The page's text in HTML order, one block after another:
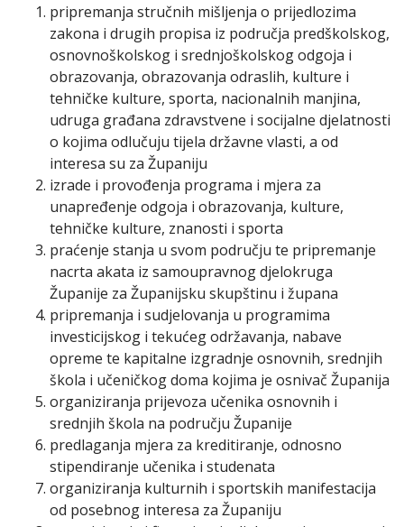
pripremanja stručnih mišljenja o prijedlozima
zakona i drugih propisa iz područja predškolskog,
osnovnoškolskog i srednjoškolskog odgoja i
obrazovanja, obrazovanja odraslih, kulture i
tehničke kulture, sporta, nacionalnih manjina,
udruga građana zdravstvene i socijalne djelatnosti
o kojima odlučuju tijela državne vlasti, a od
interesa su za Županiju
izrade i provođenja programa i mjera za
unapređenje odgoja i obrazovanja, kulture,
tehničke kulture, znanosti i sporta
praćenje stanja u svom području te pripremanje
nacrta akata iz samoupravnog djelokruga
Županije za Županijsku skupštinu i župana
pripremanja i sudjelovanja u programima
investicijskog i tekućeg održavanja, nabave
opreme te kapitalne izgradnje osnovnih, srednjih
škola i učeničkog doma kojima je osnivač Županija
organiziranja prijevoza učenika osnovnih i
srednjih škola na području Županije
predlaganja mjera za kreditiranje, odnosno
stipendiranje učenika i studenata
organiziranja kulturnih i sportskih manifestacija
od posebnog interesa za Županiju